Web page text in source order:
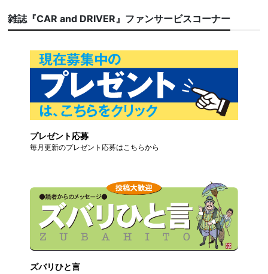
雑誌『CAR and DRIVER』ファンサービスコーナー
プレゼント応募
毎月更新のプレゼント応募はこちらから
ズバリひと言